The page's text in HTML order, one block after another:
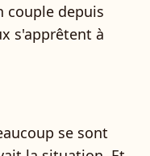
couple depuis
s'apprêtent à
se sont